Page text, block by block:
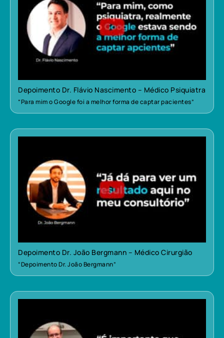
Depoimento Dr. Flávio Nascimento – Médico Psiquiatra
“Para mim o Google foi a melhor forma de captar pacientes”
Depoimento Dr. João Bergmann – Médico Cirurgião
“Depoimento Dr. João Bergmann”